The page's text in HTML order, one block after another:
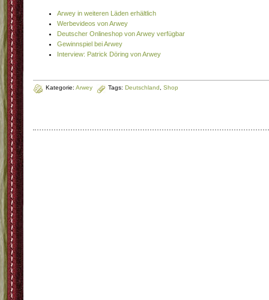
Arwey in weiteren Läden erhältlich
Werbevideos von Arwey
Deutscher Onlineshop von Arwey verfügbar
Gewinnspiel bei Arwey
Interview: Patrick Döring von Arwey
Kategorie: Arwey Tags: Deutschland Shop